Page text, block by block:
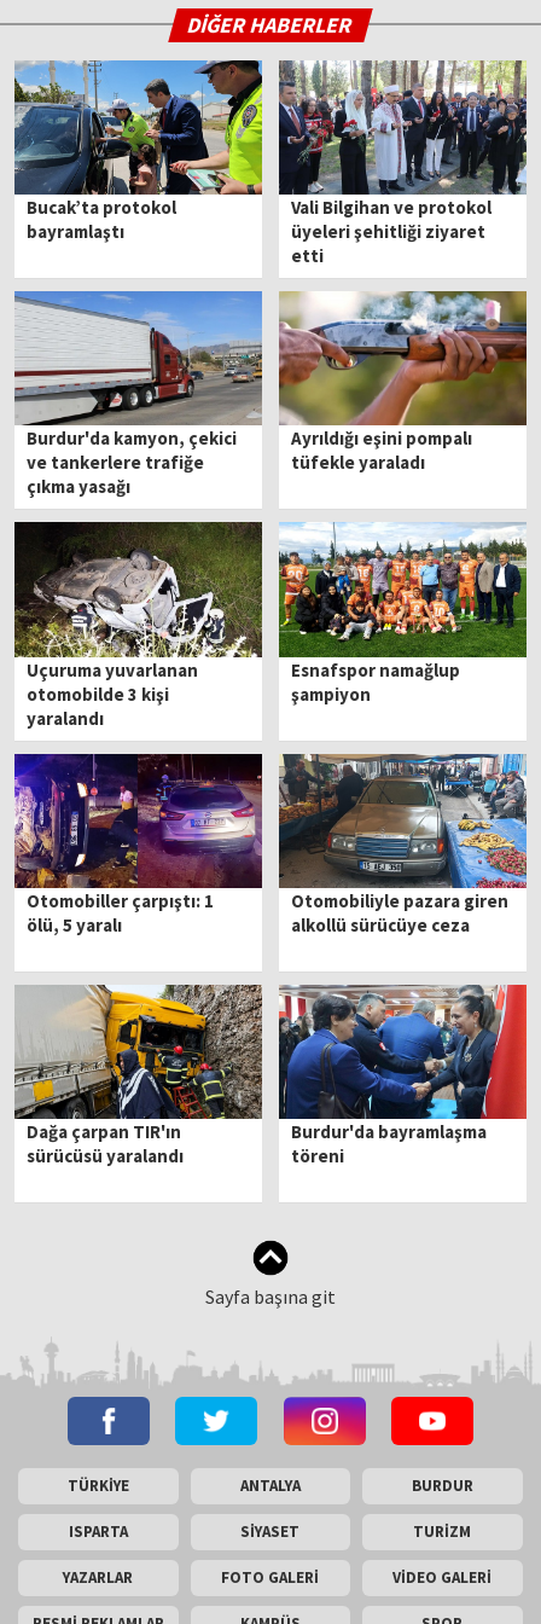
DİĞER HABERLER
Bucak’ta protokol
bayramlaştı
Vali Bilgihan ve protokol
üyeleri şehitliği ziyaret
etti
Burdur'da kamyon, çekici
ve tankerlere trafiğe
çıkma yasağı
Ayrıldığı eşini pompalı
tüfekle yaraladı
Uçuruma yuvarlanan
otomobilde 3 kişi
yaralandı
Esnafspor namağlup
şampiyon
Otomobiller çarpıştı: 1
ölü, 5 yaralı
Otomobiliyle pazara giren
alkollü sürücüye ceza
Dağa çarpan TIR'ın
sürücüsü yaralandı
Burdur'da bayramlaşma
töreni
Sayfa başına git
TÜRKİYE ANTALYA BURDUR
ISPARTA SİYASET TURİZM
YAZARLAR FOTO GALERİ VİDEO GALERİ